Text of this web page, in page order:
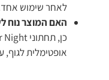
לאחר שימוש
האם המוצר נוח
אופטימלית לגוף,